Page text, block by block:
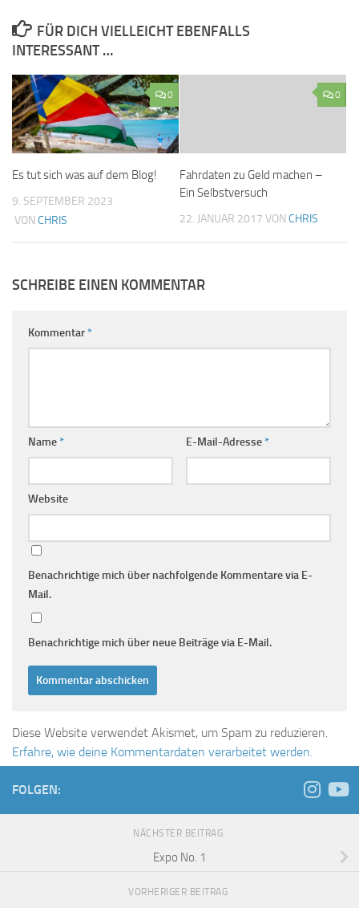
FÜR DICH VIELLEICHT EBENFALLS
INTERESSANT …
0
Es tut sich was auf dem Blog!
9. SEPTEMBER 2023
VON CHRIS
0
Fahrdaten zu Geld machen –
Ein Selbstversuch
22. JANUAR 2017 VON CHRIS
SCHREIBE EINEN KOMMENTAR
Kommentar*
Name* E-Mail-Adresse*
Website
Benachrichtige mich über nachfolgende Kommentare via E-
Mail.
Benachrichtige mich über neue Beiträge via E-Mail.
Diese Website verwendet Akismet, um Spam zu reduzieren.
Erfahre, wie deine Kommentardaten verarbeitet werden.
FOLGEN:
NÄCHSTER BEITRAG
Expo No. 1
VORHERIGER BEITRAG